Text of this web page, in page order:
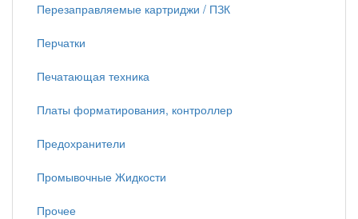
Перезаправляемые картриджи / ПЗК
Перчатки
Печатающая техника
Платы форматирования, контроллер
Предохранители
Промывочные Жидкости
Прочее